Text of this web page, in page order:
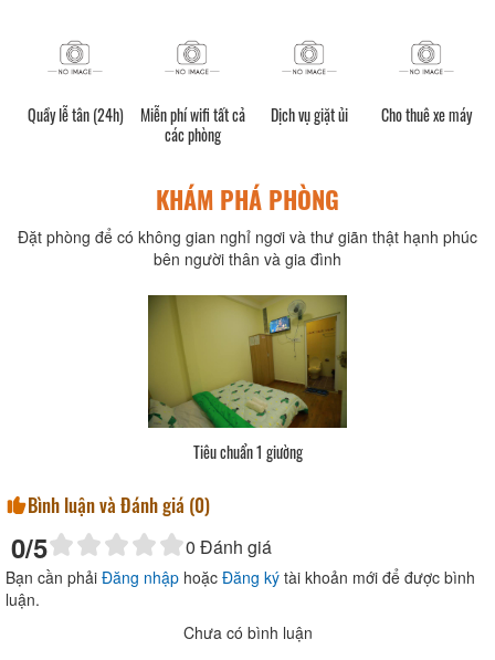
Quầy lễ tân (24h)
Miễn phí wifi tất cả
các phòng
Dịch vụ giặt ủi Cho thuê xe máy
KHÁM PHÁ PHÒNG
Đặt phòng để có không gian nghỉ ngơi và thư giãn thật hạnh phúc
bên người thân và gia đình
Tiêu chuẩn 1 giường
Bình luận và Đánh giá (0)
0/5 0 Đánh giá
Bạn cần phải Đăng nhập hoặc Đăng ký tài khoản mới để được bình
luận.
Chưa có bình luận